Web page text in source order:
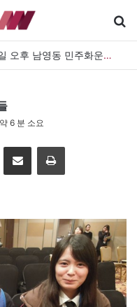
유가협 창립 40주년 기념식…12일 오후 남영동 민주화운동기념관
6 분 소요
이메일